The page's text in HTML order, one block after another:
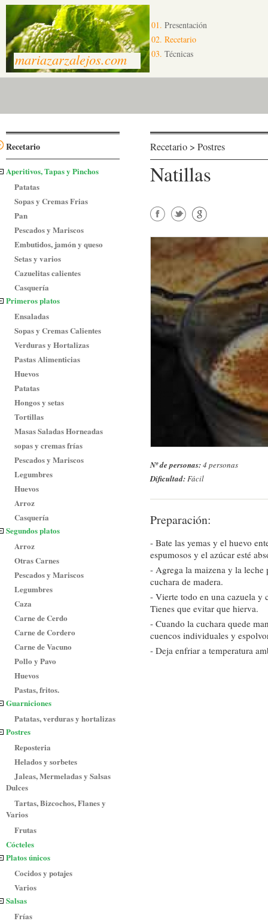
mariazarzalejos.com
01. Presentación
02. Recetario
03. Técnicas
Recetario
Aperitivos, Tapas y Pinchos
Patatas
Sopas y Cremas Frias
Pan
Pescados y Mariscos
Embutidos, jamón y queso
Setas y varios
Cazuelitas calientes
Casquería
Primeros platos
Ensaladas
Sopas y Cremas Calientes
Verduras y Hortalizas
Pastas Alimenticias
Huevos
Patatas
Hongos y setas
Tortillas
Masas Saladas Horneadas
sopas y cremas frías
Pescados y Mariscos
Legumbres
Huevos
Arroz
Casquería
Segundos platos
Arroz
Otras Carnes
Pescados y Mariscos
Legumbres
Caza
Carne de Cerdo
Carne de Cordero
Carne de Vacuno
Pollo y Pavo
Huevos
Pastas, fritos.
Guarniciones
Patatas, verduras y hortalizas
Postres
Reposteria
Helados y sorbetes
Jaleas, Mermeladas y Salsas
Dulces
Tartas, Bizcochos, Flanes y
Varios
Frutas
Cócteles
Platos únicos
Cocidos y potajes
Varios
Salsas
Frías
Recetario > Postres
Natillas
Google+
Nº de personas:4 personas
Dificultad:Fácil
Preparación:
- Bate las yemas y el huevo
espumosos y el azúcar esté
- Agrega la maizena y la leche
cuchara de madera.
- Vierte todo en una cazuela y
Tienes que evitar que hierva.
- Cuando la cuchara quede
cuencos individuales y
- Deja enfriar a temperatura